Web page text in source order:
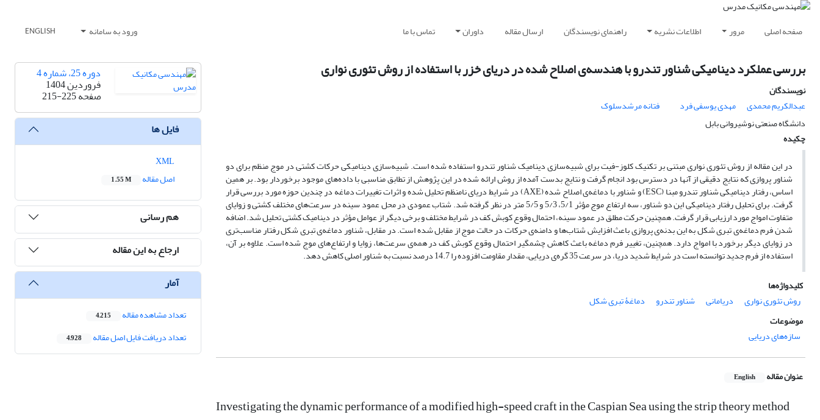
صفحه اصلی مرور اطلاعات نشریه راهنمای نویسندگان ارسال مقاله داوران تماس با ما ورود به سامانه ENGLISH
بررسی ‌عملکرد‌‌‌‌ دینامیکی‌ ‌شناور ‌تندرو با هندسه‌ی اصلاح شده در دریای خزر با استفاده از روش تئوری نواری
نویسندگان
عبدالکریم محمدی
مهدی یوسفی فرد
فتانه مرشدسلوک
دانشگاه صنعتی نوشیروانی بابل
چکیده
در این مقاله از روش تئوری نواری مبتنی بر تکنیک کلوز-فیت برای شبیه‌سازی دینامیک شناور تندرو استفاده شده است. شبیه‌سازی دینامیکی حرکات کشتی در موج منظم برای دو
شناور پروازی که نتایج دقیقی از آنها در دسترس بود انجام گرفت و نتایج بدست آمده از روش ارائه شده در این پژوهش از تطابق مناسبی با داده‌های موجود برخوردار بود. بر همین
اساس، رفتار دینامیکی شناور تندرو مبنا(ESC) و شناور با دماغه‌ی اصلاح شده(AXE) در شرایط دریای نامنظم تحلیل شده و اثرات تغییرات دماغه در چندین حوزه مورد بررسی قرار
گرفت. برای تحلیل رفتار دینامیکی این دو شناور، سه ارتفاع موج مؤثر 5/1، 5/3 و 5/5 متر در نظر گرفته شد. شتاب‌ عمودی در محل عمود سینه در سرعت‌های مختلف کشتی و زوایای
متفاوت امواج مورد ارزیابی قرار گرفت. همچنین حرکت مطلق در عمود سینه، احتمال وقوع کوبش کف در شرایط مختلف و برخی دیگر از عوامل مؤثر در دینامیک کشتی تحلیل شد. اضافه
شدن فرم دماغه‌ی تبری شکل به این بدنه‌ی پروازی باعث افزایش شتاب‌ها و دامنه‌ی حرکات در حالت موج از مقابل شده است. در مقابل، شناور دماغه‌ی تبری شکل رفتار مناسب‌تری
در زوایای دیگر برخورد با امواج دارد. همچنین، تغییر فرم دماغه باعث کاهش چشمگیر احتمال وقوع کوبش کف در همه‌ی سرعت‌ها، زوایا و ارتفاع‌های موج شده است. علاوه بر آن،
استفاده از فرم جدید توانسته است در شرایط شدید دریا، در سرعت 35 گره‌ی دریایی، مقدار مقاومتافزوده را 14.7 درصد نسبت به شناور اصلی کاهش دهد.
کلیدواژه‌ها
روش تئوری نواری
دریامانی شناور تندرو
دماغۀ تبری شکل
موضوعات
سازه‌های دریایی
عنوان مقاله English
Investigating the dynamic performance of a modified high-speed craft in the Caspian Sea using the strip theory method
دوره 25، شماره 4
فروردین 1404
صفحه215-225
فایل ها
اصل مقاله
1.55 M
هم رسانی
ارجاع به این مقاله
آمار
تعداد مشاهده مقاله 4,215
تعداد دریافت فایل اصل مقاله 4,928